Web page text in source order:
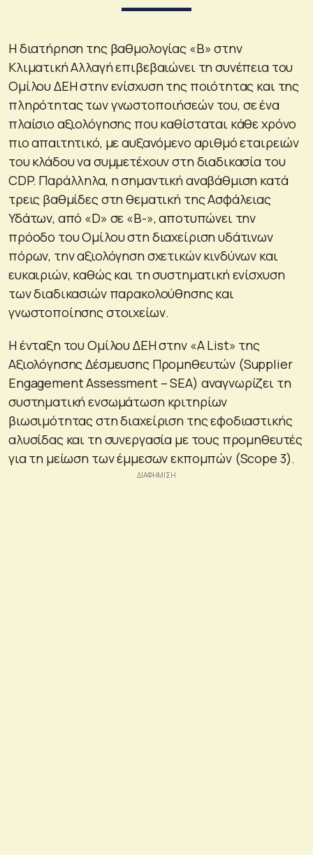
Η διατήρηση της βαθμολογίας «Β» στην
Κλιματική Αλλαγή επιβεβαιώνει τη συνέπεια του
Ομίλου ΔΕΗ στην ενίσχυση της ποιότητας και της
πληρότητας των γνωστοποιήσεών του, σε ένα
πλαίσιο αξιολόγησης που καθίσταται κάθε χρόνο
πιο απαιτητικό, με αυξανόμενο αριθμό εταιρειών
του κλάδου να συμμετέχουν στη διαδικασία του
CDP. Παράλληλα, η σημαντική αναβάθμιση κατά
τρεις βαθμίδες στη θεματική της Ασφάλειας
Υδάτων, από «D» σε «B-», αποτυπώνει την
πρόοδο του Ομίλου στη διαχείριση υδάτινων
πόρων, την αξιολόγηση σχετικών κινδύνων και
ευκαιριών, καθώς και τη συστηματική ενίσχυση
των διαδικασιών παρακολούθησης και
γνωστοποίησης στοιχείων.
Η ένταξη του Ομίλου ΔΕΗ στην «A List» της
Αξιολόγησης Δέσμευσης Προμηθευτών (Supplier
Engagement Assessment – SEA) αναγνωρίζει τη
συστηματική ενσωμάτωση κριτηρίων
βιωσιμότητας στη διαχείριση της εφοδιαστικής
αλυσίδας και τη συνεργασία με τους προμηθευτές
για τη μείωση των έμμεσων εκπομπών (Scope 3).